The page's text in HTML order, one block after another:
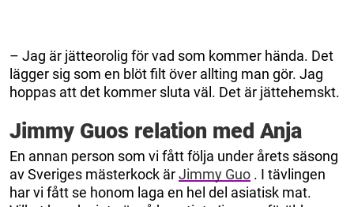
– Jag är jätteorolig för vad som kommer hända. Det
lägger sig som en blöt filt över allting man gör. Jag
hoppas att det kommer sluta väl. Det är jättehemskt.
Jimmy Guos relation med Anja
En annan person som vi fått följa under årets säsong
av Sveriges mästerkock ärJimmy Guo . I tävlingen
har vi fått se honom laga en hel del asiatisk mat.